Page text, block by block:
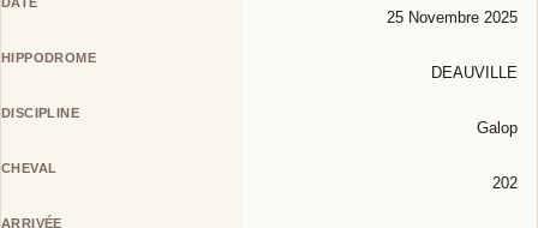
25 Novembre 2025
DEAUVILLE
Galop
202